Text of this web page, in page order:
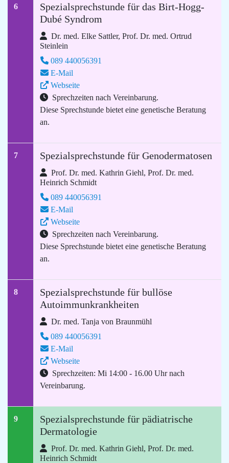
6
Spezialsprechstunde für das Birt-Hogg-
Dubé Syndrom
Dr. med. Elke Sattler, Prof. Dr. med. Ortrud
Steinlein
089 440056391
E-Mail
Webseite
Sprechzeiten nach Vereinbarung.
Diese Sprechstunde bietet eine genetische Beratung
an.
7 Spezialsprechstunde für Genodermatosen
Prof. Dr. med. Kathrin Giehl, Prof. Dr. med.
Heinrich Schmidt
089 440056391
E-Mail
Webseite
Sprechzeiten nach Vereinbarung.
Diese Sprechstunde bietet eine genetische Beratung
an.
8
Spezialsprechstunde für bullöse
Autoimmunkrankheiten
Dr. med. Tanja von Braunmühl
089 440056391
E-Mail
Webseite
Sprechzeiten: Mi 14:00 - 16.00 Uhr nach
Vereinbarung.
9
Spezialsprechstunde für pädiatrische
Dermatologie
Prof. Dr. med. Kathrin Giehl, Prof. Dr. med.
Heinrich Schmidt